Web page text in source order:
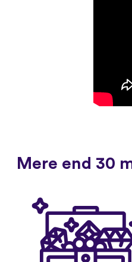
Mere end 30